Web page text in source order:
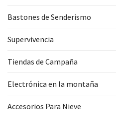
Bastones de Senderismo
Supervivencia
Tiendas de Campaña
Electrónica en la montaña
Accesorios Para Nieve